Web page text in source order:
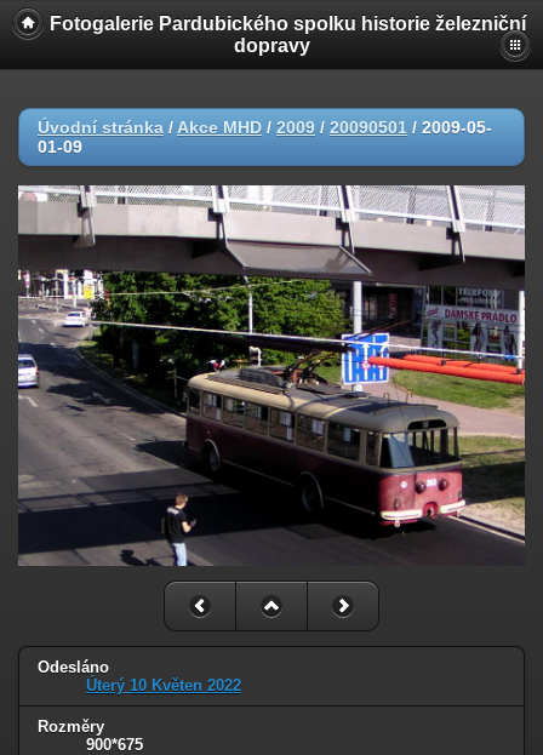
Fotogalerie Pardubického spolku historie železniční
dopravy
Úvodní stránka / Akce MHD / 2009 / 20090501 / 2009-05-
01-09
Odesláno
Úterý 10 Květen 2022
Rozměry
900*675